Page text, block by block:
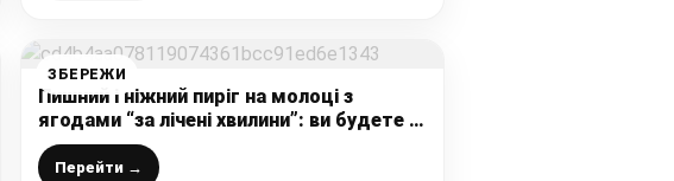
ЗБЕРЕЖИ
Пишний і ніжний пиріг на молоці з
ягодами “за лічені хвилини”: ви будете в
захваті, як просто приготувати і як
смачно виходить
Перейти →